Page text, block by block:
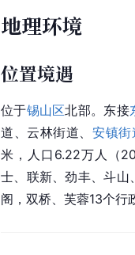
地理环境
位置境遇
位于锡山区北部。东接
道、云林街道
安镇街
米，人口6.22万人（
士、联新、劲丰、斗山
阁，双桥、芙蓉13个